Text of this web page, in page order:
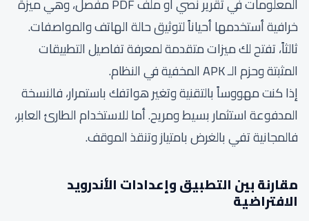
خرافية أستخدمها أحياناً لتوثيق حالة الهاتف والمواصفات.
ثالثاً، تفتح لك ميزات متقدمة لمعرفة تفاصيل التطبيقات
المثبتة وحزم الـ APK المخفية في النظام.
إذا كنت مهووساً بالتقنية وتغير هواتفك باستمرار، فالنسخة
المدفوعة استثمار بسيط ومريح. أما للاستخدام الطارئ العابر،
فالمجانية تفي بالغرض بامتياز وتنقذ الموقف.
مقارنة بين التطبيق وإعدادات الأندرويد
الافتراضية